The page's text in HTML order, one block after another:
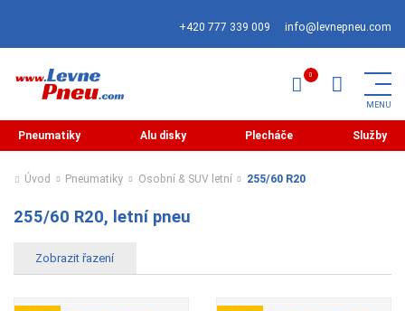
+420 777 339 009 info@levnepneu.com
Pneumatiky Alu disky Plecháče Služby
Úvod Pneumatiky Osobní & SUV letní 255/60 R20
255/60 R20, letní pneu